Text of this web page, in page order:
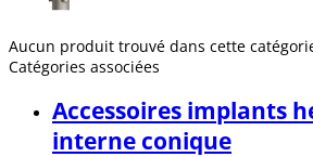
Aucun produit trouvé dans cette
Catégories associées
Accessoires implants
interne conique